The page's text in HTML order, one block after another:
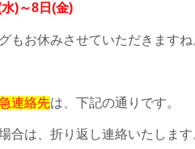
)～8日(金)
もお休みさせていただきますね
連絡先は、下記の通りです。
合は、折り返し連絡いたします